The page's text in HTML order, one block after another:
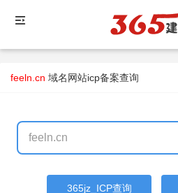
feeln.cn 域名网站icp备案查询
365jz_ICP查询